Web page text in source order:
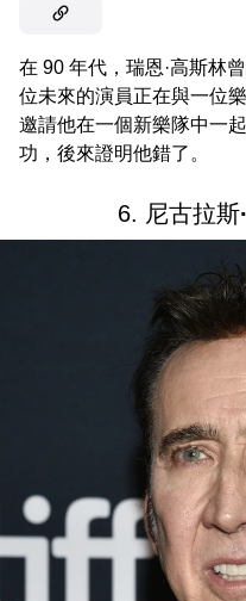
在 90 年代，瑞恩·高斯林
位未來的演員正在與一位
邀請他在一個新樂隊中一
功，後來證明他錯了。
6. 尼古拉斯·